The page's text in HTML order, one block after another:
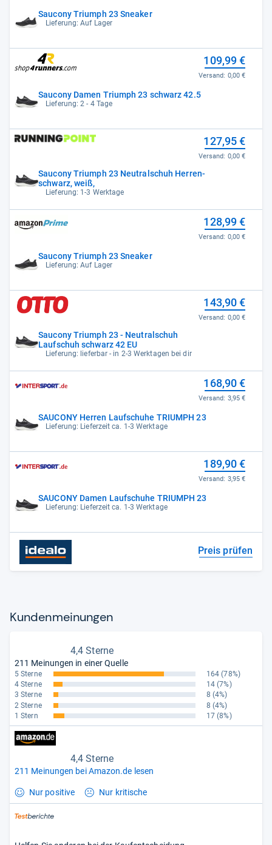
Saucony Triumph 23 Sneaker
Lieferung: Auf Lager
Saucony Damen Triumph 23 schwarz 42.5
Lieferung: 2 - 4 Tage
109,99 €
Versand: 0,00 €
Saucony Triumph 23 Neutralschuh Herren-
schwarz, weiß,
Lieferung: 1-3 Werktage
127,95 €
Versand: 0,00 €
Saucony Triumph 23 Sneaker
Lieferung: Auf Lager
128,99 €
Versand: 0,00 €
Saucony Triumph 23 - Neutralschuh
Laufschuh schwarz 42 EU
Lieferung: lieferbar - in 2-3 Werktagen bei dir
143,90 €
Versand: 0,00 €
SAUCONY Herren Laufschuhe TRIUMPH 23
Lieferung: Lieferzeit ca. 1-3 Werktage
168,90 €
Versand: 3,95 €
SAUCONY Damen Laufschuhe TRIUMPH 23
Lieferung: Lieferzeit ca. 1-3 Werktage
189,90 €
Versand: 3,95 €
Preis prüfen
Kun­den­mei­nun­gen
4,4 Sterne
211 Meinungen in einer Quelle
5 Sterne 164 (78%)
4 Sterne
14 (7%)
3 Sterne
8 (4%)
2 Sterne
8 (4%)
1 Stern
17 (8%)
4,4 Sterne
211 Meinungen bei Amazon.de lesen
Nur positive Nur kritische